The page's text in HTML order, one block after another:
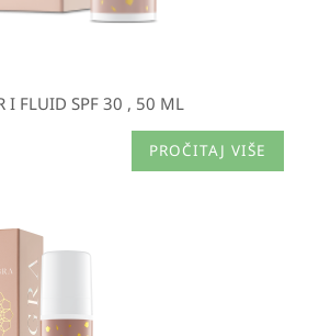
I FLUID SPF 30 , 50 ML
PROČITAJ VIŠE